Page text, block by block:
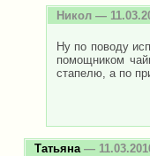
Никол —
Ну по поводу
помощником
стапелю, а по
Татьяна —